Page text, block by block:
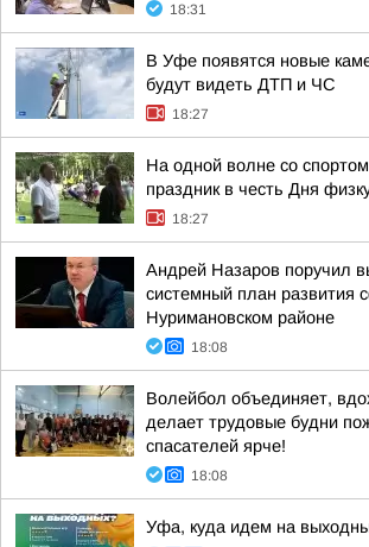
18:31
В Уфе появятся новые
будут видеть ДТП и ЧС
18:27
На одной волне со
праздник в честь Дня
18:27
Андрей Назаров поручил
системный план развития
Нуримановском районе
18:08
Волейбол объединяет,
делает трудовые будни
спасателей ярче!
18:08
Уфа, куда идем на